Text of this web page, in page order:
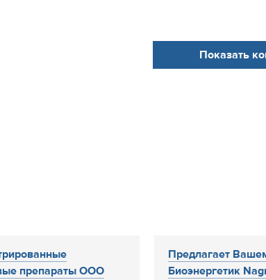
Показать
препараты ООО
Предлагает
Биоэнергетик